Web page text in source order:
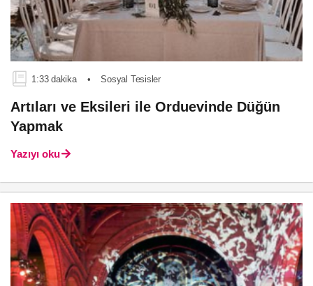
1:33 dakika • Sosyal Tesisler
Artıları ve Eksileri ile Orduevinde Düğün
Yapmak
Yazıyı oku